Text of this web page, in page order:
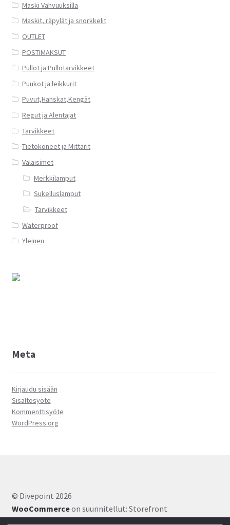
Maski Vahvuuksilla
Maskit, räpylät ja snorkkelit
OUTLET
POSTIMAKSUT
Pullot ja Pullotarvikkeet
Puukot ja leikkurit
Puvut,Hanskat,Kengät
Regut ja Alentajat
Tarvikkeet
Tietokoneet ja Mittarit
Valaisimet
Merkkilamput
Sukelluslamput
Tarvikkeet
Waterproof
Yleinen
Meta
Kirjaudu sisään
Sisältösyöte
Kommenttisyöte
WordPress.org
© Divepoint 2026
WooCommerceon suunnitellut: Storefront